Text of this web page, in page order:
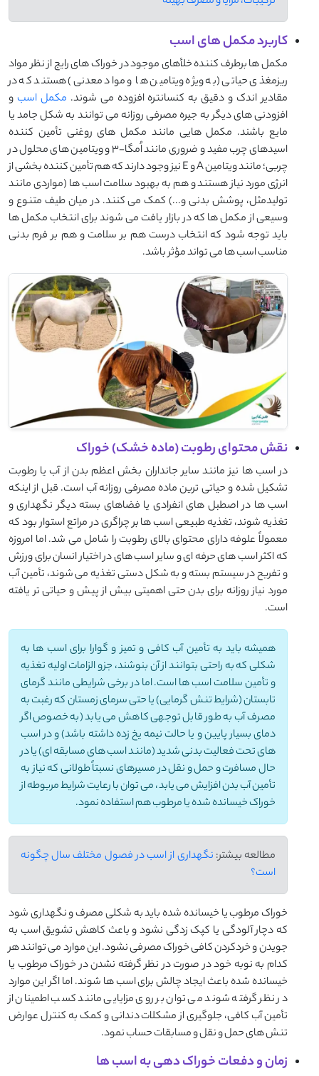
کاربرد مکمل های اسب
مکمل ها برطرف کننده خلأهای موجود در خوراک های رایج از نظر مواد
ریزمغذی حیاتی (به ویژه ویتامین ها و مواد معدنی) هستند که در
مقادیر اندک و دقیق به کنسانتره افزوده می شوند. مکمل اسب و
افزودنی های دیگر به جیره مصرفی روزانه می توانند به شکل جامد یا
مایع باشند. مکمل هایی مانند مکمل های روغنی تأمین کننده
اسیدهای چرب مفید و ضروری مانند اُمگا-3 و ویتامین های محلول در
چربی؛ مانند ویتامین A و E نیز وجود دارند که هم تأمین کننده بخشی از
انرژی مورد نیاز هستند و هم به بهبود سلامت اسب ها (مواردی مانند
تولیدمثل، پوشش بدنی و...) کمک می کنند. در میان طیف متنوع و
وسیعی از مکمل ها که در بازار یافت می شوند برای انتخاب مکمل ها
باید توجه شود که انتخاب درست هم بر سلامت و هم بر فرم بدنی
مناسب اسب ها می تواند مؤثر باشد.
نقش محتوای رطوبت (ماده خشک) خوراک
در اسب ها نیز مانند سایر جانداران بخش اعظم بدن از آب یا رطوبت
تشکیل شده و حیاتی ترین ماده مصرفی روزانه آب است. قبل از اینکه
اسب ها در اصطبل های انفرادی یا فضاهای بسته دیگر نگهداری و
تغذیه شوند، تغذیه طبیعی اسب ها بر چراگری در مراتع استوار بود که
معمولاً علوفه دارای محتوای بالای رطوبت را شامل می شد. اما امروزه
که اکثر اسب های حرفه ای و سایر اسب های در اختیار انسان برای ورزش
و تفریح در سیستم بسته و به شکل دستی تغذیه می شوند، تأمین آب
مورد نیاز روزانه برای بدن حتی اهمیتی بیش از پیش و حیاتی تر یافته
است.
همیشه باید به تأمین آب کافی و تمیز و گوارا برای اسب ها به
شکلی که به راحتی بتوانند از آن بنوشند، جزو الزامات اولیه تغذیه
و تأمین سلامت اسب ها است. اما در برخی شرایطی مانند گرمای
تابستان (شرایط تنش گرمایی) یا حتی سرمای زمستان که رغبت به
مصرف آب به طور قابل توجهی کاهش می یابد (به خصوص اگر
دمای بسیار پایین و یا حالت نیمه یخ زده داشته باشد) و در اسب
های تحت فعالیت بدنی شدید (مانند اسب های مسابقه ای) یا در
حال مسافرت و حمل و نقل در مسیرهای نسبتاً طولانی که نیاز به
تأمین آب بدن افزایش می یابد، می توان با رعایت شرایط مربوطه از
خوراک خیسانده شده یا مرطوب هم استفاده نمود.
مطالعه بیشتر: نگهداری از اسب در فصول مختلف سال چگونه
است؟
خوراک مرطوب یا خیسانده شده باید به شکلی مصرف و نگهداری شود
که دچار آلودگی یا کپک زدگی نشود و باعث کاهش تشویق اسب به
جویدن و خردکردن کافی خوراک مصرفی نشود. این موارد می توانند هر
کدام به نوبه خود در صورت در نظر گرفته نشدن در خوراک مرطوب یا
خیسانده شده باعث ایجاد چالش برای اسب ها شوند. اما اگر این موارد
در نظر گرفته شوند می توان بر روی مزایایی مانند کسب اطمینان از
تأمین آب کافی، جلوگیری از مشکلات دندانی و کمک به کنترل عوارض
تنش های حمل و نقل و مسابقات حساب نمود.
زمان و دفعات خوراک دهی به اسب ها